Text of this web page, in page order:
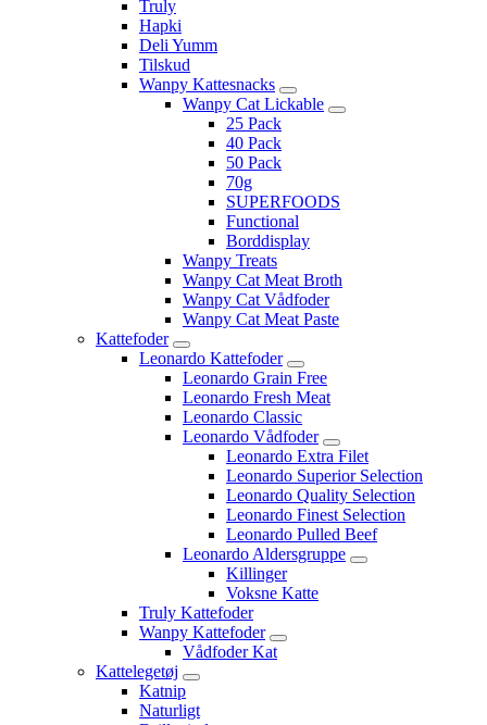
Truly
Hapki
Deli Yumm
Tilskud
Wanpy Kattesnacks
Wanpy Cat Lickable
25 Pack
40 Pack
50 Pack
70g
SUPERFOODS
Functional
Borddisplay
Wanpy Treats
Wanpy Cat Meat Broth
Wanpy Cat Vådfoder
Wanpy Cat Meat Paste
Kattefoder
Leonardo Kattefoder
Leonardo Grain Free
Leonardo Fresh Meat
Leonardo Classic
Leonardo Vådfoder
Leonardo Extra Filet
Leonardo Superior Selection
Leonardo Quality Selection
Leonardo Finest Selection
Leonardo Pulled Beef
Leonardo Aldersgruppe
Killinger
Voksne Katte
Truly Kattefoder
Wanpy Kattefoder
Vådfoder Kat
Kattelegetøj
Katnip
Naturligt